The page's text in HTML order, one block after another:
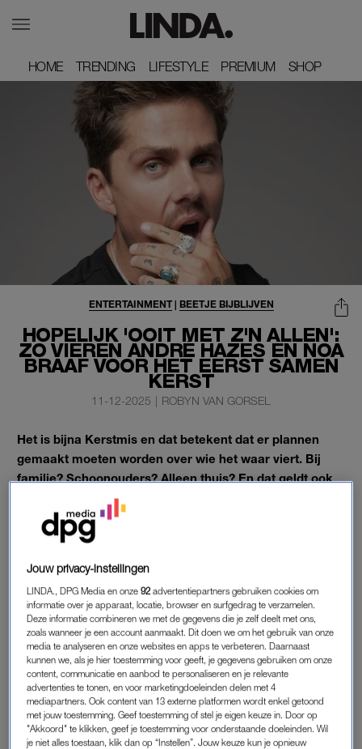
HOME
HOME TRENDING
TRENDING LIFESTYLE
LIFESTYLE PREMIUM
PREMIUM SHOP
SHOP
HOPELIJK 'OOIT MET Z'N ALLEN':
ZO VIEREN ANDRÉ HAZES EN NOA
BRAAF VOOR HET EERST SAMEN
KERST
ENTERTAINMENT| BEETJE BIJBLIJVEN
11-12-2025 | ROBYN VAN GORSEL
Het is bijna Kerstmis en dat betekent dat er plannen
gemaakt moeten worden over wie het waar viert. Bij
familie? Schoonouders? Alleen thuis? En dat geldt ook
voor André Hazes en zijn vriendin Noa Braaf.
Wordt het ontbijten bij Roxeanne? Cadeautjes openmaken
ANDRÉ HAZES
André Hazes (31) sloot dinsdagavond zijn theatertourDichterbij
dan ooitaf op een plek die voor hem meer is dan een podium:
Het Concertgebouw in Amsterdam. De zaal waar zijn vader 43
jaar geleden doorbrak, werd voor André het decor van zijn
laatste show.
Het besef dat hij exact dezelfde leeftijd heeft als zijn vader
Jouw privacy-instellingen
LINDA., DPG Media en onze92 advertentiepartners gebruiken cookies om
informatie over je apparaat, locatie, browser en surfgedrag te verzamelen.
Deze informatie combineren we met de gegevens die je zelf deelt met ons,
zoals wanneer je een account aanmaakt. Dit doen we om het gebruik van onze
media te analyseren en onze websites en apps te verbeteren. Daarnaast
kunnen we, als je hier toestemming voor geeft, je gegevens gebruiken om onze
content, communicatie en aanbod te personaliseren en je relevante
advertenties te tonen, en voor marketingdoeleinden delen met 4
mediapartners. Ook content van 13 externe platformen wordt enkel getoond
met jouw toestemming. Geef toestemming of stel je eigen keuze in. Door op
"Akkoord" te klikken, geef je toestemming voor onderstaande doeleinden. Wil
je niet alles toestaan, klik dan op “Instellen”. Jouw keuze kun je opnieuw